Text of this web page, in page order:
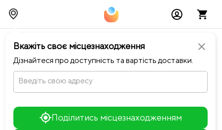
close
Вкажіть своє місцезнаходження
Дізнайтеся про доступність та вартість доставки.
Введіть свою адресу
Поділитись місцезнаходженням
chevron_leftПовернутися до Happiness